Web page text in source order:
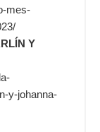
mes-
Y
y-johanna-